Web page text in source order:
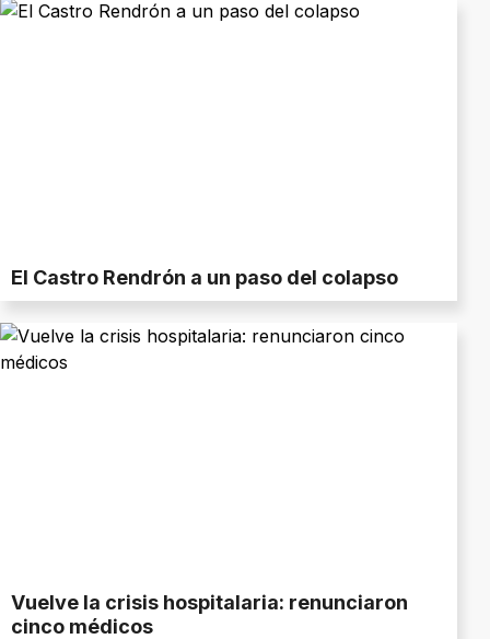
El Castro Rendrón a un paso del colapso
Vuelve la crisis hospitalaria: renunciaron
cinco médicos